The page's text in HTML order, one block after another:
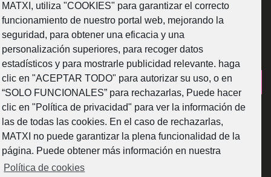
MATXI, utiliza "COOKIES" para garantizar el correcto
funcionamiento de nuestro portal web, mejorando la
seguridad, para obtener una eficacia y una
personalización superiores, para recoger datos
estadísticos y para mostrarle publicidad relevante. haga
clic en "ACEPTAR TODO" para autorizar su uso, o en
“SOLO FUNCIONALES” para rechazarlas, Puede hacer
clic en "Política de privacidad" para ver la información de
las de todas las cookies. En el caso de rechazarlas,
MATXI no puede garantizar la plena funcionalidad de la
página. Puede obtener más información en nuestra
Política de cookies
SÍGUENOS
¿Como fabricamos?
Web subvencionada por la Diputación Foral de Bizkaia